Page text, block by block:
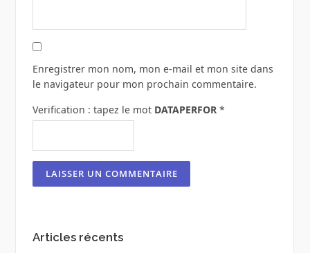
Enregistrer mon nom, mon e-mail et mon site dans
le navigateur pour mon prochain commentaire.
Verification : tapez le mot DATAPERFOR *
Articles récents